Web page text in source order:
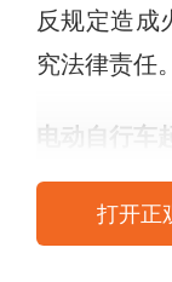
反规定造成
究法律责任。
电动自行车
尝试灭火
打开正